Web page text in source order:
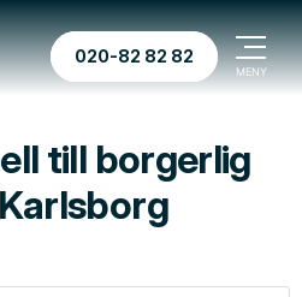
020-82 82 82
till borgerlig